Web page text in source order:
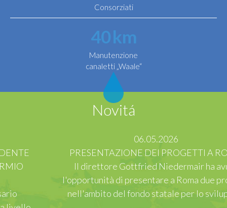
Consorziati
40km
Manutenzione
canaletti „Waale“
Novitá
06.05.2026
PRESENTAZIONE DEI PROGETTI A ROMA
Il direttore Gottfried Niedermair ha avuto
l'opportunità di presentare a Roma due progetti
nell'ambito del fondo statale per lo sviluppo…